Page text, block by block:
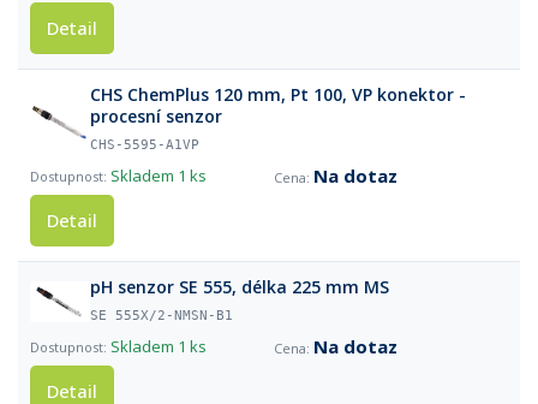
Detail
CHS ChemPlus 120 mm, Pt 100, VP konektor -
procesní senzor
CHS-5595-A1VP
Skladem 1 ks
Na dotaz
Detail
pH senzor SE 555, délka 225 mm MS
SE 555X/2-NMSN-B1
Skladem 1 ks
Na dotaz
Detail